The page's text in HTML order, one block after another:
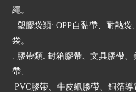
繩。
. 塑膠袋類: OPP自黏帶、耐熱
袋。
. 膠帶類: 封箱膠帶、文具膠帶
帶、
PVC膠帶、牛皮紙膠帶、銅箔導